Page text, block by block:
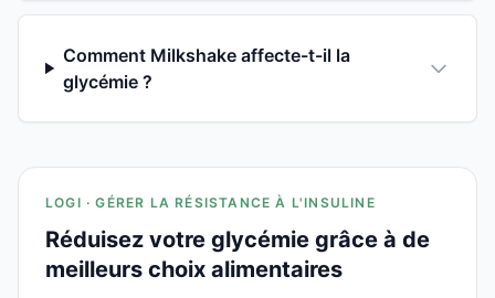
Comment Milkshake affecte-t-il la
glycémie ?
LOGI · GÉRER LA RÉSISTANCE À L'INSULINE
Réduisez votre glycémie grâce à de
meilleurs choix alimentaires